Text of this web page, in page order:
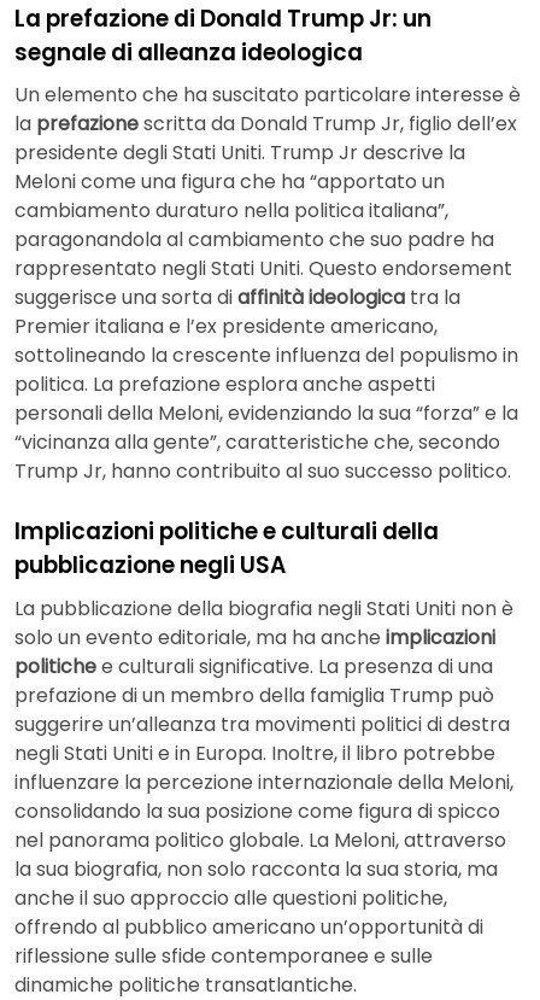
La prefazione di Donald Trump Jr: un
segnale di alleanza ideologica
Un elemento che ha suscitato particolare interesse è
la prefazionescritta da Donald Trump Jr, figlio dell’ex
presidente degli Stati Uniti. Trump Jr descrive la
Meloni come una figura che ha “apportato un
cambiamento duraturo nella politica italiana”,
paragonandola al cambiamento che suo padre ha
rappresentato negli Stati Uniti. Questo endorsement
suggerisce una sorta diaffinità ideologica tra la
Premier italiana e l’ex presidente americano,
sottolineando la crescente influenza del populismo in
politica. La prefazione esplora anche aspetti
personali della Meloni, evidenziando la sua “forza” e la
“vicinanza alla gente”, caratteristiche che, secondo
Trump Jr, hanno contribuito al suo successo politico.
Implicazioni politiche e culturali della
pubblicazione negli USA
La pubblicazione della biografia negli Stati Uniti non è
solo un evento editoriale, ma ha anche implicazioni
politichee culturali significative. La presenza di una
prefazione di un membro della famiglia Trump può
suggerire un’alleanza tra movimenti politici di destra
negli Stati Uniti e in Europa. Inoltre, il libro potrebbe
influenzare la percezione internazionale della Meloni,
consolidando la sua posizione come figura di spicco
nel panorama politico globale. La Meloni, attraverso
la sua biografia, non solo racconta la sua storia, ma
anche il suo approccio alle questioni politiche,
offrendo al pubblico americano un’opportunità di
riflessione sulle sfide contemporanee e sulle
dinamiche politiche transatlantiche.